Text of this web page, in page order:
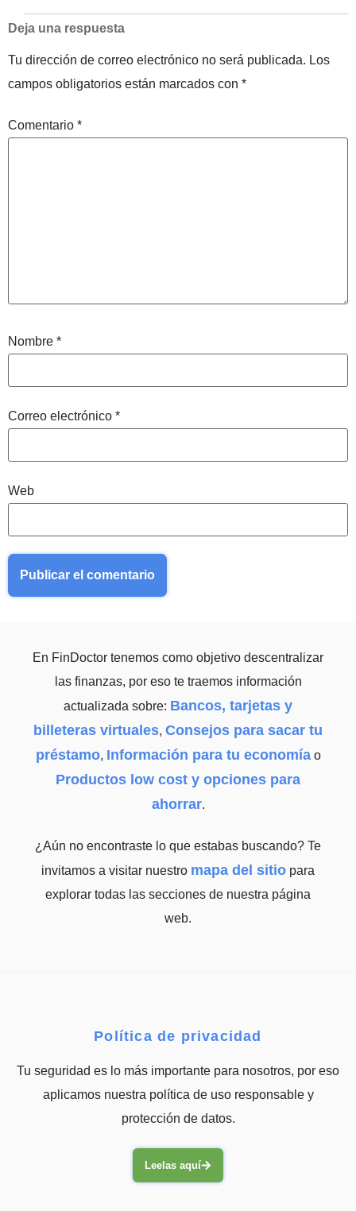
Deja una respuesta
Tu dirección de correo electrónico no será publicada. Los
campos obligatorios están marcados con *
Comentario *
Nombre *
Correo electrónico *
Web
En FinDoctor tenemos como objetivo descentralizar
las finanzas, por eso te traemos información
actualizada sobre: Bancos, tarjetas y
billeteras virtuales, Consejos para sacar tu
préstamo, Información para tu economíao
Productos low cost y opciones para
ahorrar.
¿Aún no encontraste lo que estabas buscando? Te
invitamos a visitar nuestro mapa del sitio para
explorar todas las secciones de nuestra página
web.
Política de privacidad
Tu seguridad es lo más importante para nosotros, por eso
aplicamos nuestra política de uso responsable y
protección de datos.
Leelas aquí